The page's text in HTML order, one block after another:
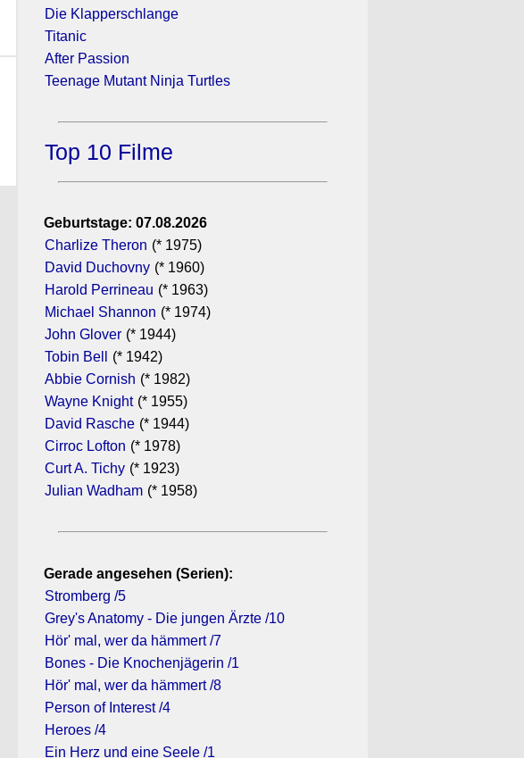
Die Klapperschlange
Titanic
After Passion
Teenage Mutant Ninja Turtles
Top 10 Filme
Geburtstage: 07.08.2026
Charlize Theron (* 1975)
David Duchovny (* 1960)
Harold Perrineau (* 1963)
Michael Shannon (* 1974)
John Glover (* 1944)
Tobin Bell
(* 1942)
Abbie Cornish (* 1982)
Wayne Knight (* 1955)
David Rasche (* 1944)
Cirroc Lofton (* 1978)
Curt A. Tichy (* 1923)
Julian Wadham (* 1958)
Gerade angesehen (Serien):
Stromberg /5
Grey's Anatomy - Die jungen Ärzte /10
Hör' mal, wer da hämmert /7
Bones - Die Knochenjägerin /1
Hör' mal, wer da hämmert /8
Person of Interest /4
Heroes /4
Ein Herz und eine Seele /1